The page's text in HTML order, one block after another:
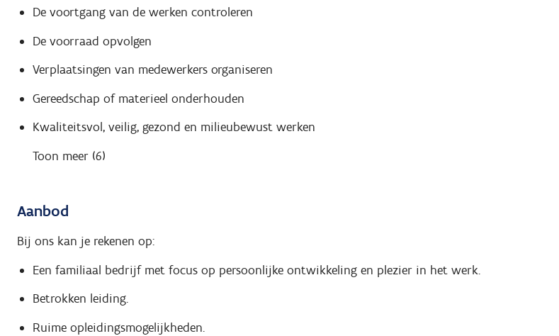
De voortgang van de werken controleren
De voorraad opvolgen
Verplaatsingen van medewerkers organiseren
Gereedschap of materieel onderhouden
Kwaliteitsvol, veilig, gezond en milieubewust werken
Toon meer (6)
Aanbod
Bij ons kan je rekenen op:
Een familiaal bedrijf met focus op persoonlijke ontwikkeling en plezier in het werk.
Betrokken leiding.
Ruime opleidingsmogelijkheden.